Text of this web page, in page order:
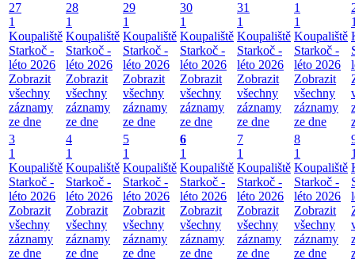
27
1
Koupaliště
Starkoč -
léto 2026
Zobrazit
všechny
záznamy
ze dne
28
1
Koupaliště
Starkoč -
léto 2026
Zobrazit
všechny
záznamy
ze dne
29
1
Koupaliště
Starkoč -
léto 2026
Zobrazit
všechny
záznamy
ze dne
30
1
Koupaliště
Starkoč -
léto 2026
Zobrazit
všechny
záznamy
ze dne
31
1
Koupaliště
Starkoč -
léto 2026
Zobrazit
všechny
záznamy
ze dne
1
1
Koupaliště
Starkoč -
léto 2026
Zobrazit
všechny
záznamy
ze dne
3
1
Koupaliště
Starkoč -
léto 2026
Zobrazit
všechny
záznamy
ze dne
4
1
Koupaliště
Starkoč -
léto 2026
Zobrazit
všechny
záznamy
ze dne
5
1
Koupaliště
Starkoč -
léto 2026
Zobrazit
všechny
záznamy
ze dne
6
1
Koupaliště
Starkoč -
léto 2026
Zobrazit
všechny
záznamy
ze dne
7
1
Koupaliště
Starkoč -
léto 2026
Zobrazit
všechny
záznamy
ze dne
8
1
Koupaliště
Starkoč -
léto 2026
Zobrazit
všechny
záznamy
ze dne